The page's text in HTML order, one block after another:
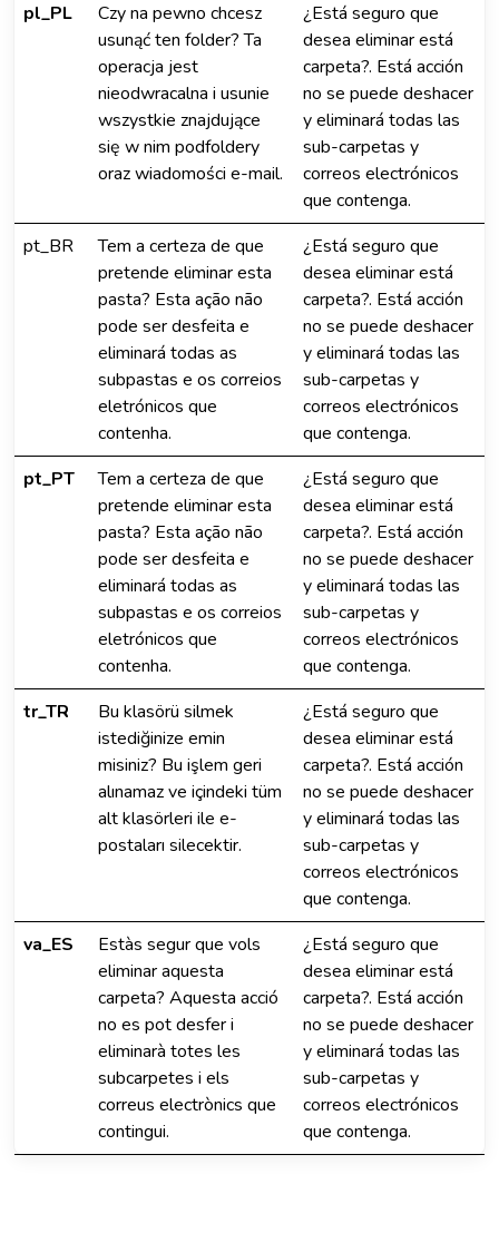
pl_PL
Czy na pewno chcesz
usunąć ten folder? Ta
operacja jest
nieodwracalna i usunie
wszystkie znajdujące
się w nim podfoldery
oraz wiadomości e-mail.
¿Está seguro que
desea eliminar está
carpeta?. Está acción
no se puede deshacer
y eliminará todas las
sub-carpetas y
correos electrónicos
que contenga.
pt_BR
Tem a certeza de que
pretende eliminar esta
pasta? Esta ação não
pode ser desfeita e
eliminará todas as
subpastas e os correios
eletrónicos que
contenha.
¿Está seguro que
desea eliminar está
carpeta?. Está acción
no se puede deshacer
y eliminará todas las
sub-carpetas y
correos electrónicos
que contenga.
pt_PT
Tem a certeza de que
pretende eliminar esta
pasta? Esta ação não
pode ser desfeita e
eliminará todas as
subpastas e os correios
eletrónicos que
contenha.
¿Está seguro que
desea eliminar está
carpeta?. Está acción
no se puede deshacer
y eliminará todas las
sub-carpetas y
correos electrónicos
que contenga.
tr_TR
Bu klasörü silmek
istediğinize emin
misiniz? Bu işlem geri
alınamaz ve içindeki tüm
alt klasörleri ile e-
postaları silecektir.
¿Está seguro que
desea eliminar está
carpeta?. Está acción
no se puede deshacer
y eliminará todas las
sub-carpetas y
correos electrónicos
que contenga.
va_ES
Estàs segur que vols
eliminar aquesta
carpeta? Aquesta acció
no es pot desfer i
eliminarà totes les
subcarpetes i els
correus electrònics que
contingui.
¿Está seguro que
desea eliminar está
carpeta?. Está acción
no se puede deshacer
y eliminará todas las
sub-carpetas y
correos electrónicos
que contenga.